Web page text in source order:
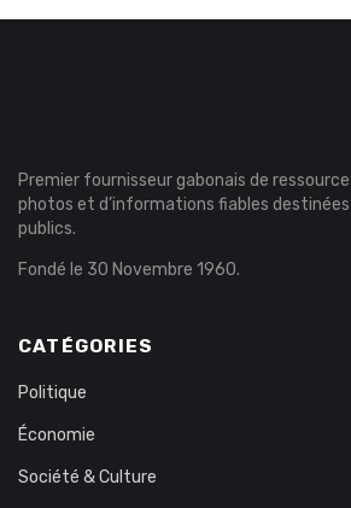
Premier fournisseur gabonais de
photos et d’informations fiables
publics.
Fondé le 30 Novembre 1960.
CATÉGORIES
Politique
Économie
Société & Culture